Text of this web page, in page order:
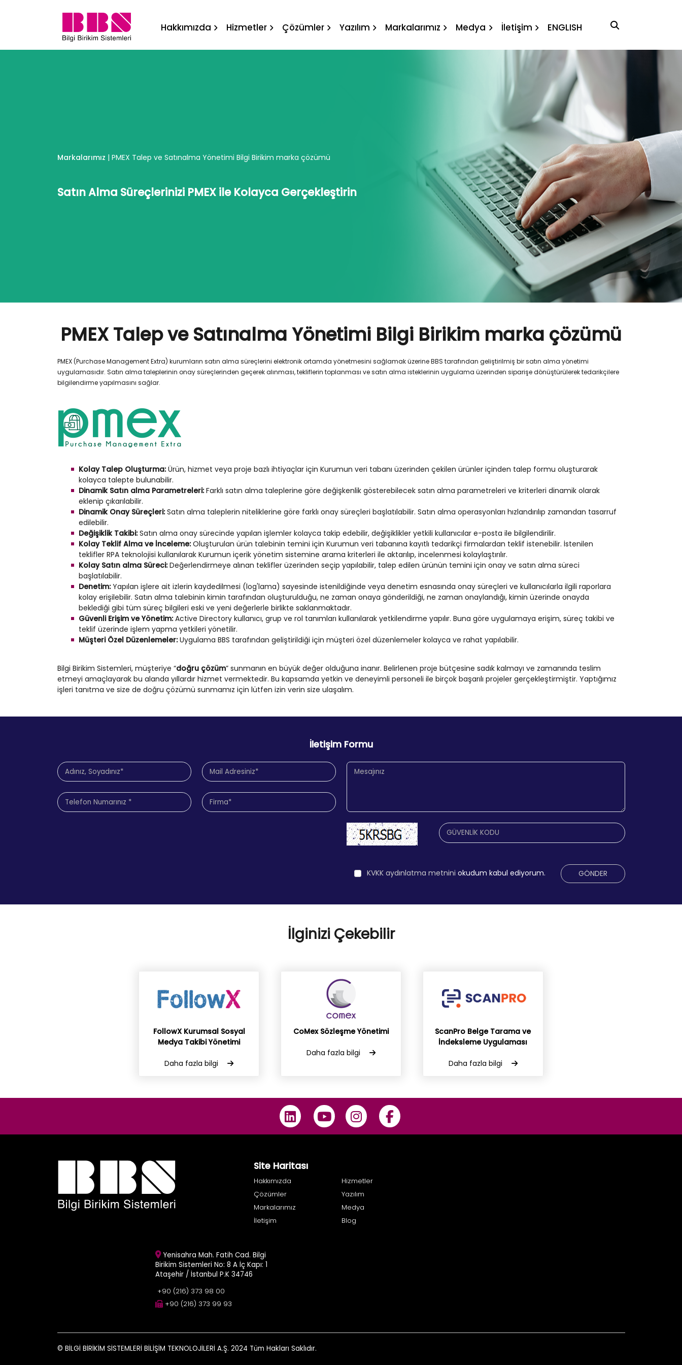
PMEX Talep ve Satınalma Yönetimi Bilgi Birikim marka çözümü
Hakkımızda Hizmetler Çözümler Yazılım Markalarımız Medya İletişim ENGLISH
Markalarımız | PMEX Talep ve Satınalma Yönetimi Bilgi Birikim marka çözümü
Satın Alma Süreçlerinizi PMEX ile Kolayca Gerçekleştirin
PMEX Talep ve Satınalma Yönetimi Bilgi Birikim marka çözümü
PMEX (Purchase Management Extra) kurumların satın alma süreçlerini elektronik ortamda yönetmesini sağlamak üzerine BBS tarafından geliştirilmiş bir satın alma yönetimi
uygulamasıdır. Satın alma taleplerinin onay süreçlerinden geçerek alınması, tekliflerin toplanması ve satın alma isteklerinin uygulama üzerinden siparişe dönüştürülerek tedarikçilere
bilgilendirme yapılmasını sağlar.
Kolay Talep Oluşturma:Ürün, hizmet veya proje bazlı ihtiyaçlar için Kurumun veri tabanı üzerinden çekilen ürünler içinden talep formu oluşturarak
kolayca talepte bulunabilir.
Dinamik Satın alma Parametreleri:Farklı satın alma taleplerine göre değişkenlik gösterebilecek satın alma parametreleri ve kriterleri dinamik olarak
eklenip çıkarılabilir.
Dinamik Onay Süreçleri:Satın alma taleplerin niteliklerine göre farklı onay süreçleri başlatılabilir. Satın alma operasyonları hızlandırılıp zamandan tasarruf
edilebilir.
Değişiklik Takibi:Satın alma onay sürecinde yapılan işlemler kolayca takip edebilir, değişiklikler yetkili kullanıcılar e-posta ile bilgilendirilir.
Kolay Teklif Alma ve İnceleme:Oluşturulan ürün talebinin temini için Kurumun veri tabanına kayıtlı tedarikçi firmalardan teklif istenebilir. İstenilen
teklifler RPA teknolojisi kullanılarak Kurumun içerik yönetim sistemine arama kriterleri ile aktarılıp, incelenmesi kolaylaştırılır.
Kolay Satın alma Süreci:Değerlendirmeye alınan teklifler üzerinden seçip yapılabilir, talep edilen ürünün temini için onay ve satın alma süreci
başlatılabilir.
Denetim:Yapılan işlere ait izlerin kaydedilmesi (log'lama) sayesinde istenildiğinde veya denetim esnasında onay süreçleri ve kullanıcılarla ilgili raporlara
kolay erişilebilir. Satın alma talebinin kimin tarafından oluşturulduğu, ne zaman onaya gönderildiği, ne zaman onaylandığı, kimin üzerinde onayda
beklediği gibi tüm süreç bilgileri eski ve yeni değerlerle birlikte saklanmaktadır.
Güvenli Erişim ve Yönetim:Active Directory kullanıcı, grup ve rol tanımları kullanılarak yetkilendirme yapılır. Buna göre uygulamaya erişim, süreç takibi ve
teklif üzerinde işlem yapma yetkileri yönetilir.
Müşteri Özel Düzenlemeler:Uygulama BBS tarafından geliştirildiği için müşteri özel düzenlemeler kolayca ve rahat yapılabilir.
Bilgi Birikim Sistemleri, müşteriye “doğru çözüm” sunmanın en büyük değer olduğuna inanır. Belirlenen proje bütçesine sadık kalmayı ve zamanında teslim
etmeyi amaçlayarak bu alanda yıllardır hizmet vermektedir. Bu kapsamda yetkin ve deneyimli personeli ile birçok başarılı projeler gerçekleştirmiştir. Yaptığımız
işleri tanıtma ve size de doğru çözümü sunmamız için lütfen izin verin size ulaşalım.
İletişim Formu
KVKK aydınlatma metniniokudum kabul ediyorum. GÖNDER
İlginizi Çekebilir
FollowX Kurumsal Sosyal
Medya Takibi Yönetimi
Daha fazla bilgi
CoMex Sözleşme Yönetimi
Daha fazla bilgi
ScanPro Belge Tarama ve
İndeksleme Uygulaması
Daha fazla bilgi
Site Haritası
Hakkımızda
Hizmetler
Çözümler
Yazılım
Markalarımız
Medya
İletişim
Blog
Yenisahra Mah. Fatih Cad. Bilgi
Birikim Sistemleri No: 8 A İç Kapı: 1
Ataşehir / İstanbul P.K 34746
+90 (216) 373 98 00
+90 (216) 373 99 93
© BİLGİ BİRİKİM SİSTEMLERİ BİLİŞİM TEKNOLOJİLERİ A.Ş. 2024 Tüm Hakları Saklıdır.